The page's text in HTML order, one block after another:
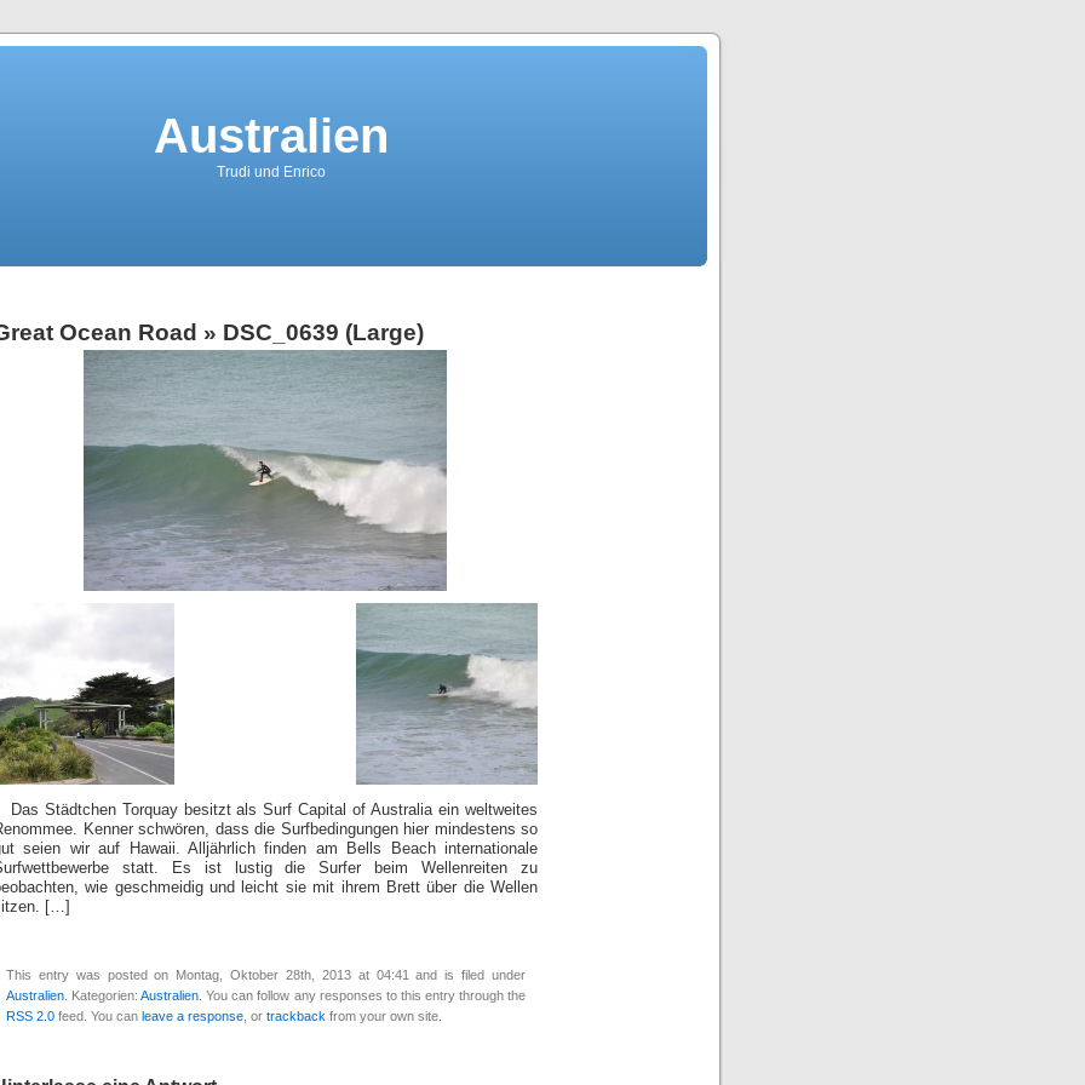
Australien
Trudi und Enrico
Ocean Road » DSC_0639 (Large)
Städtchen Torquay besitzt als Surf Capital of Australia ein weltweites
Kenner schwören, dass die Surfbedingungen hier mindestens so
seien wir auf Hawaii. Alljährlich finden am Bells Beach internationale
statt. Es ist lustig die Surfer beim Wellenreiten zu
wie geschmeidig und leicht sie mit ihrem Brett über die Wellen
[…]
This entry was posted on Montag, Oktober 28th, 2013 at 04:41 and is filed under
Australien . Kategorien:Australien . You can follow any responses to this entry through the
RSS 2.0 feed. You can leave a response , or trackback from your own site.